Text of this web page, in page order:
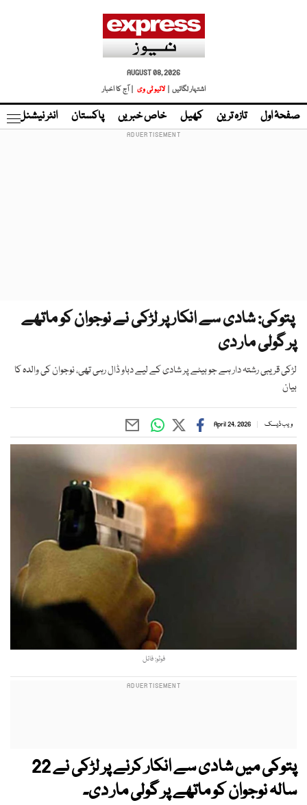
AUGUST 08, 2026
اشتہار لگائیں |
لائیو ٹی وی | آج کا اخبار
صفحۂ اول تازہ ترین کھیل خاص خبریں پاکستان انٹر نیشنل
پتوکی: شادی سے انکار پر لڑکی نے نوجوان کو ماتھے
پر گولی مار دی
لڑکی قریبی رشتہ دار ہے جو بیٹے پر شادی کے لیے دباو ڈال رہی تھی، نوجوان کی والدہ کا
بیان
ویب ڈیسک April 24, 2026
فوٹو: فائل
پتوکی میں شادی سے انکار کرنے پر لڑکی نے 22
سالہ نوجوان کو ماتھے پر گولی مار دی۔